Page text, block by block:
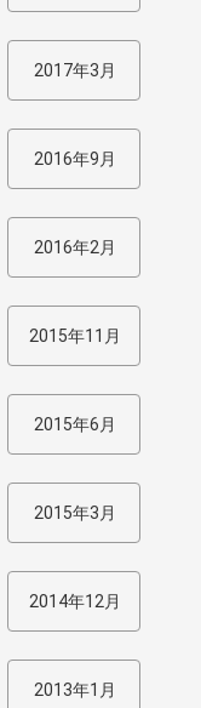
2017年3月
2016年9月
2016年2月
2015年11月
2015年6月
2015年3月
2014年12月
2013年1月